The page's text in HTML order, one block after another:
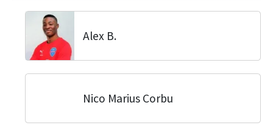
Alex B.
Nico Marius Corbu